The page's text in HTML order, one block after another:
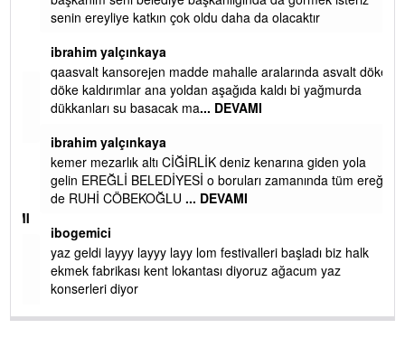
senin ereyliye katkın çok oldu daha da olacaktır
ibrahim yalçınkaya
qaasvalt kansorejen madde mahalle aralarında asvalt döke
döke kaldırımlar ana yoldan aşağıda kaldı bi yağmurda
dükkanları su basacak ma ... DEVAMI
ibrahim yalçınkaya
kemer mezarlık altı CİĞİRLİK deniz kenarına giden yola
gelin EREĞLİ BELEDİYESİ o boruları zamanında tüm ereğli
de RUHİ CÖBEKOĞLU... DEVAMI
ibogemici
yaz geldi layyy layyy layy lom festivalleri başladı biz halk
ekmek fabrikası kent lokantası diyoruz ağacum yaz
konserleri diyor